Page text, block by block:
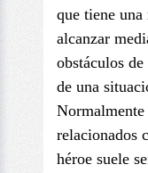
que tiene
alcanzar
obstáculos
de una
Normalmente
relacionados
héroe suele